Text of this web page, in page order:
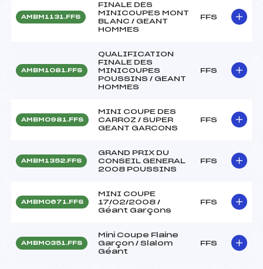
AMBM1131.FFS
FINALE DES
MINICOUPES MONT
BLANC / GEANT
HOMMES
FFS
AMBM1081.FFS
QUALIFICATION
FINALE DES
MINICOUPES
POUSSINS / GEANT
HOMMES
FFS
AMBM0981.FFS
MINI COUPE DES
CARROZ / SUPER
GEANT GARCONS
FFS
AMBM1352.FFS
GRAND PRIX DU
CONSEIL GENERAL
2008 POUSSINS
FFS
AMBM0671.FFS
MINI COUPE
17/02/2008 /
Géant Garçons
FFS
AMBM0351.FFS
Mini Coupe Flaine
Garçon / Slalom
Géant
FFS